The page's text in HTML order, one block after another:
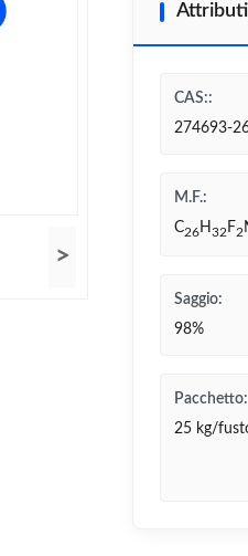
>
CAS::
274693-
M.F.:
C26H 32 F2
Saggio:
98%
Pacchetto:
25 kg/